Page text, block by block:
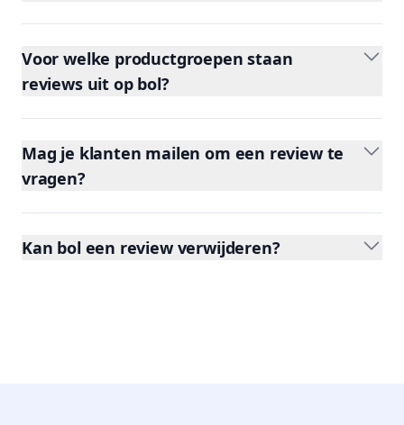
Voor welke productgroepen staan
reviews uit op bol?
Mag je klanten mailen om een review te
vragen?
Kan bol een review verwijderen?